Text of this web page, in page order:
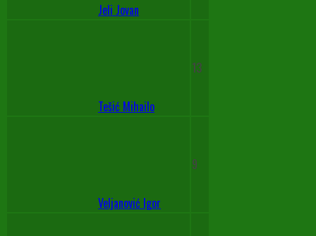
Jeli Jovan
Tešić Mihailo
13
Veljanović Igor
9